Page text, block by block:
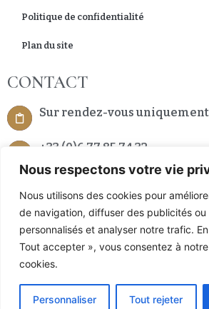
Nous respectons votre vie
Nous utilisons des cookies pour
de navigation, diffuser des publicités ou
personnalisés et analyser notre trafic.
Tout accepter », vous consentez à
cookies.
Personnaliser Tout rejeter
Politique de confidentialité
Plan du site
CONTACT
Sur rendez-vous uniquement
+33 (0)6 77 85 74 32
Un site réalisé et référencé avec par
Copyright © 2023